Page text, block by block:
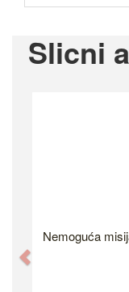
Slicni
Nemoguća